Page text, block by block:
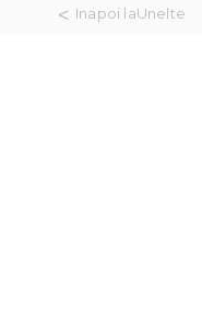
Inapoi laUnelte